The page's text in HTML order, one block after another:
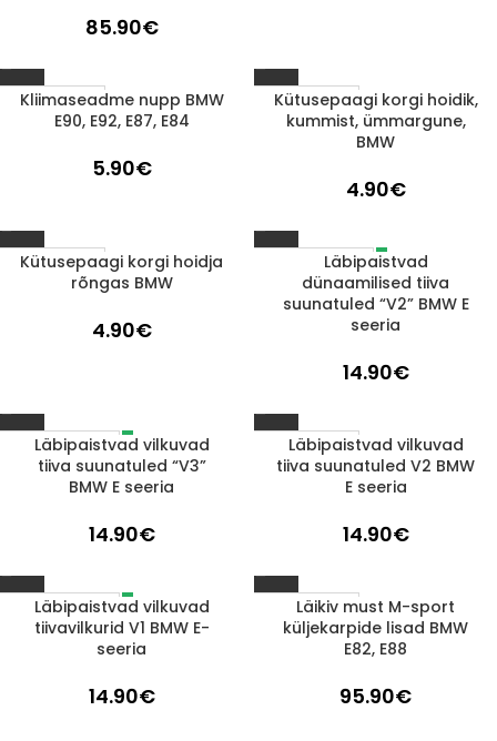
85.90€
1-3 D.D.
Kliimaseadme nupp BMW
E90, E92, E87, E84
5.90€
1-3 D.D.
Kütusepaagi korgi hoidik,
kummist, ümmargune,
BMW
4.90€
1-3 D.D.
Kütusepaagi korgi hoidja
rõngas BMW
4.90€
LÄBIMÜÜDUDLäbipaistvad
dünaamilised tiiva
suunatuled “V2” BMW E
seeria
14.90€
LÄBIMÜÜDUD
Läbipaistvad vilkuvad
tiiva suunatuled “V3”
BMW E seeria
14.90€
1-3 D.D.
Läbipaistvad vilkuvad
tiiva suunatuled V2 BMW
E seeria
14.90€
LÄBIMÜÜDUD
Läbipaistvad vilkuvad
tiivavilkurid V1 BMW E-
seeria
14.90€
1-3 D.D.
Läikiv must M-sport
küljekarpide lisad BMW
E82, E88
95.90€